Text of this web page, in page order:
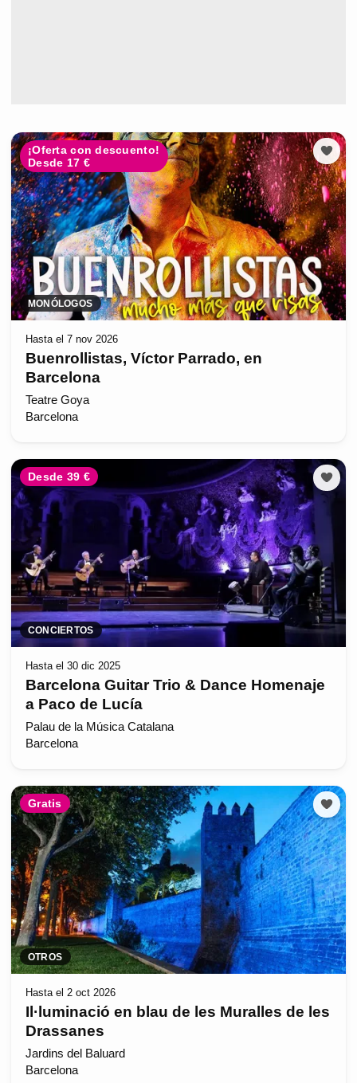
¡Oferta con descuento!
Desde 17 €
MONÓLOGOS
Hasta el 7 nov 2026
Buenrollistas, Víctor Parrado, en
Barcelona
Teatre Goya
Barcelona
Desde 39 €
CONCIERTOS
Hasta el 30 dic 2025
Barcelona Guitar Trio & Dance Homenaje
a Paco de Lucía
Palau de la Música Catalana
Barcelona
Gratis
OTROS
Hasta el 2 oct 2026
Il·luminació en blau de les Muralles de les
Drassanes
Jardins del Baluard
Barcelona